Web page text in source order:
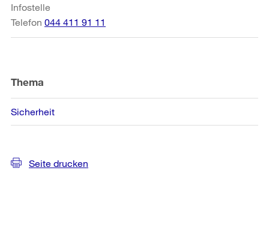
Infostelle
Telefon 044 411 91 11
Thema
Sicherheit
Seite drucken